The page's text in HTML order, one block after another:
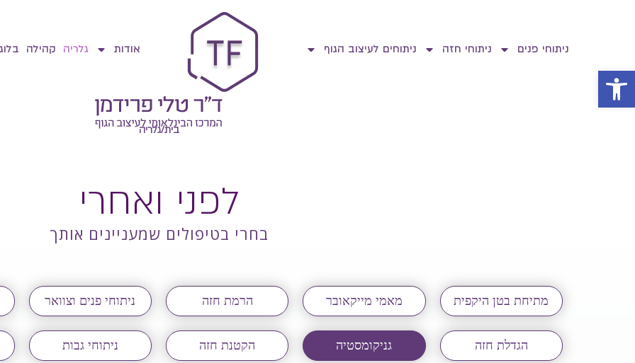
פתח סרגל נגישות
ניתוחי פנים ניתוחי חזה ניתוחים לעיצוב הגוף אודות גלריה קהילה בלוג
בית/גלריה
לפני ואחרי
בחרי בטיפולים שמעניינים אותך
מתיחת בטן היקפית מאמי מייקאובר הרמת חזה ניתוחי פנים וצוואר
הגדלת חזה גניקומסטיה הקטנת חזה ניתוחי גבות